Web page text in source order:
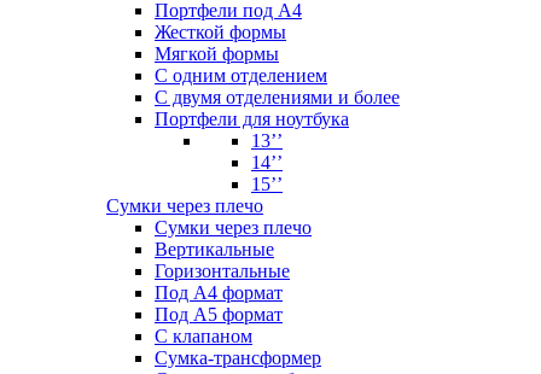
Портфели под А4
Жесткой формы
Мягкой формы
С одним отделением
С двумя отделениями и более
Портфели для ноутбука
13’’
14’’
15’’
Сумки через плечо
Сумки через плечо
Вертикальные
Горизонтальные
Под А4 формат
Под А5 формат
С клапаном
Сумка-трансформер